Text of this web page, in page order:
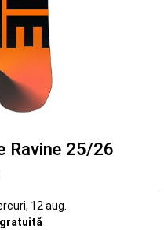
Ravine 25/26
12 aug.